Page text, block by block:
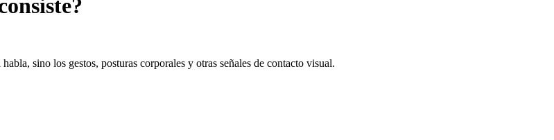
sino los gestos, posturas corporales y otras señales de contacto visual.